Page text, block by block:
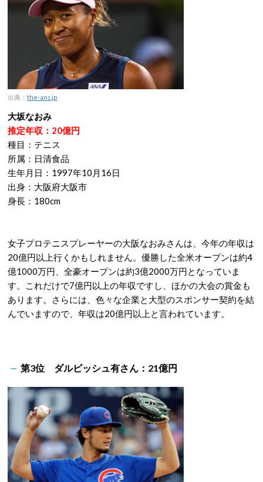
出典： the-ans.jp
大坂なおみ
推定年収：20億円
種目：テニス
所属：日清食品
生年月日：1997年10月16日
出身：大阪府大阪市
身長：180cm
女子プロテニスプレーヤーの大阪なおみさんは、今年の年収は
20億円以上行くかもしれません。優勝した全米オープンは約4
億1000万円、全豪オープンは約3億2000万円となっていま
す。これだけで7億円以上の年収ですし、ほかの大会の賞金も
あります。さらには、色々な企業と大型のスポンサー契約を結
んでいますので、年収は20億円以上と言われています。
第3位 ダルビッシュ有さん：21億円